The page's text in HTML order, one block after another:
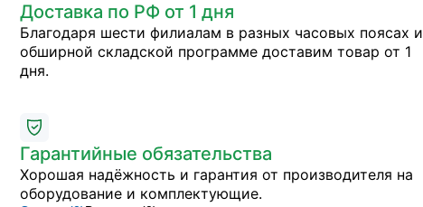
Доставка по РФ от 1 дня
Благодаря шести филиалам в разных часовых поясах и
обширной складской программе доставим товар от 1
дня.
Гарантийные обязательства
Хорошая надёжность и гарантия от производителя на
оборудование и комплектующие.